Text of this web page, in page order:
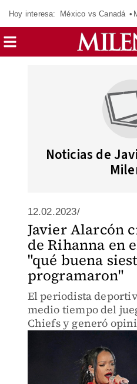
Hoy interesa: México vs Canadá
Noticias de
12.02.2023/
Javier Alarcón
de Rihanna en
"qué buena
programaron"
El periodista
medio tiempo del
Chiefs y generó